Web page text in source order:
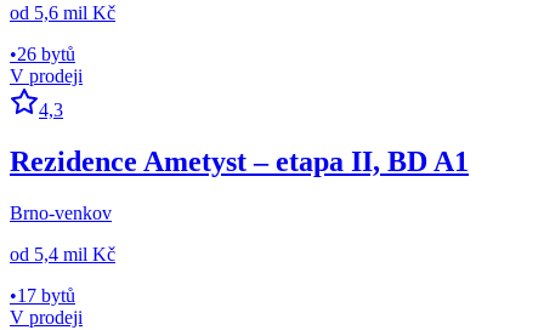
od 5,6 mil Kč
•26 bytů
V prodeji
4,3
Rezidence Ametyst – etapa II, BD A1
Brno-venkov
od 5,4 mil Kč
•17 bytů
V prodeji